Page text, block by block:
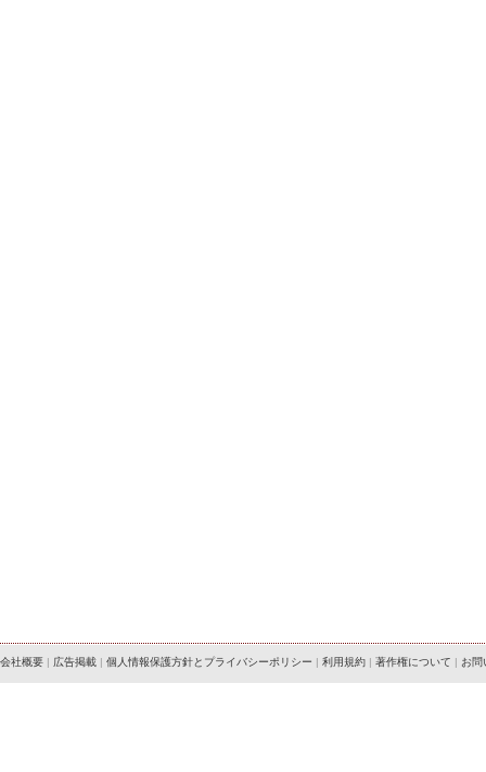
会社概要 | 広告掲載 | 個人情報保護方針とプライバシーポリシー | 利用規約 | 著作権について | お問